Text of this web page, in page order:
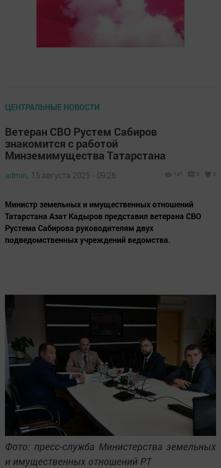
ЦЕНТРАЛЬНЫЕ НОВОСТИ
Ветеран СВО Рустем Сабиров
знакомится с работой
Минземимущества Татарстана
admin, 15 августа 2025 - 09:26 147 0 0
Министр земельных и имущественных отношений
Татарстана Азат Кадыров представил ветерана СВО
Рустема Сабирова руководителям двух
подведомственных учреждений ведомства.
Фото: пресс-служба Министерства земельных
и имущественных отношений РТ